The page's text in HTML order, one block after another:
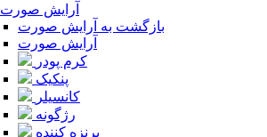
آرایش صورت
بازگشت به آرایش صورت
آرایش صورت
کرم پودر
پنکیک
کانسیلر
رژگونه
برنزه کننده